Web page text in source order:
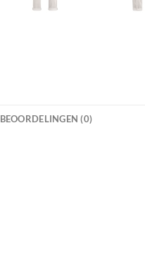
BEOORDELINGEN (0)